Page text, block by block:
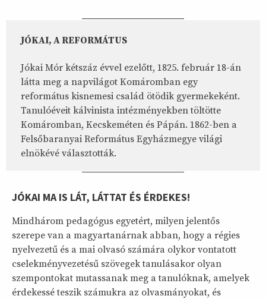
JÓKAI, A REFORMÁTUS
Jókai Mór kétszáz évvel ezelőtt, 1825. február 18-án
látta meg a napvilágot Komáromban egy
református kisnemesi család ötödik gyermekeként.
Tanulóéveit kálvinista intézményekben töltötte
Komáromban, Kecskeméten és Pápán. 1862-ben a
Felsőbaranyai Református Egyházmegye világi
elnökévé választották.
JÓKAI MA IS LÁT, LÁTTAT ÉS ÉRDEKES!
Mindhárom pedagógus egyetért, milyen jelentős
szerepe van a magyartanárnak abban, hogy a régies
nyelvezetű és a mai olvasó számára olykor vontatott
cselekményvezetésű szövegek tanulásakor olyan
szempontokat mutassanak meg a tanulóknak, amelyek
érdekessé teszik számukra az olvasmányokat, és